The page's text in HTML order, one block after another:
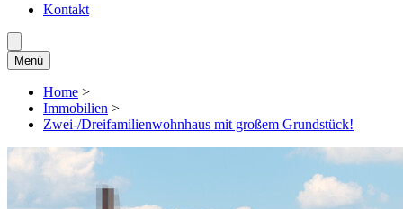
Kontakt
Menü
Home >
Immobilien >
Zwei-/Dreifamilienwohnhaus mit großem Grundstück!